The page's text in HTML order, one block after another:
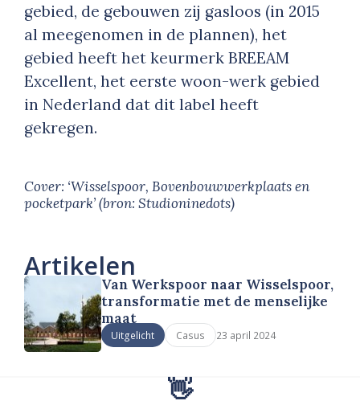
gebied, de gebouwen zij gasloos (in 2015
al meegenomen in de plannen), het
gebied heeft het keurmerk BREEAM
Excellent, het eerste woon-werk gebied
in Nederland dat dit label heeft
gekregen.
Cover: ‘Wisselspoor, Bovenbouwwerkplaats en
pocketpark’(bron: Studioninedots)
Artikelen
Van Werkspoor naar Wisselspoor,
transformatie met de menselijke
maat
Uitgelicht Casus 23 april 2024
👋